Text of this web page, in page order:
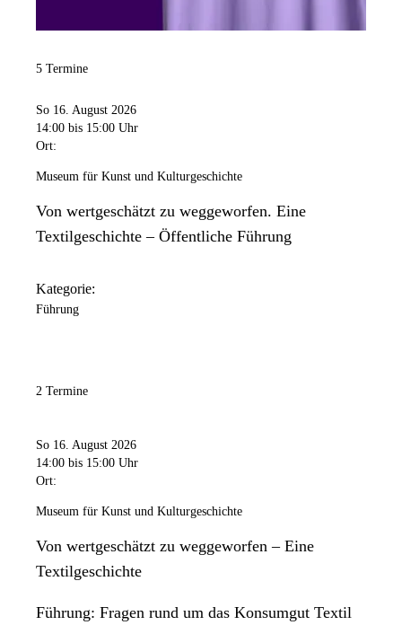
5 Termine
So 16. August 2026
14:00 bis 15:00 Uhr
Ort:
Museum für Kunst und Kulturgeschichte
Von wertgeschätzt zu weggeworfen. Eine
Textilgeschichte – Öffentliche Führung
Kategorie:
Führung
2 Termine
So 16. August 2026
14:00 bis 15:00 Uhr
Ort:
Museum für Kunst und Kulturgeschichte
Von wertgeschätzt zu weggeworfen – Eine
Textilgeschichte
Führung: Fragen rund um das Konsumgut Textil